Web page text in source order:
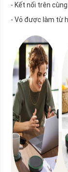
- Kết nối trên
- Vỏ được làm từ